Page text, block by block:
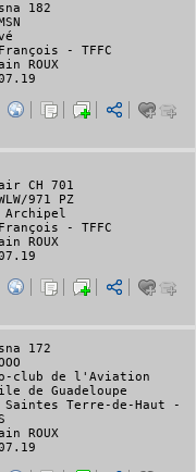
182
- TFFC
ROUX
CH 701
971 PZ
Archipel
- TFFC
ROUX
172
club de l'Aviation
de Guadeloupe
Saintes Terre-de-Haut -
ROUX